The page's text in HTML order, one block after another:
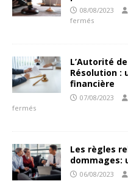
08/08/2023
fermés
L’Autorité
Résolution :
financière
07/08/2023
fermés
Les règles
dommages:
06/08/2023